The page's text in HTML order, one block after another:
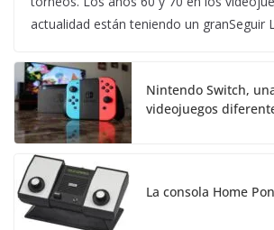
actualidad están teniendo un granSeguir
Nintendo Switch,
videojuegos
La consola Home